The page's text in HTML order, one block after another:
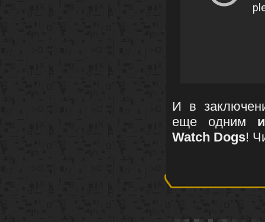
И в
еще одним
Watch Dogs!